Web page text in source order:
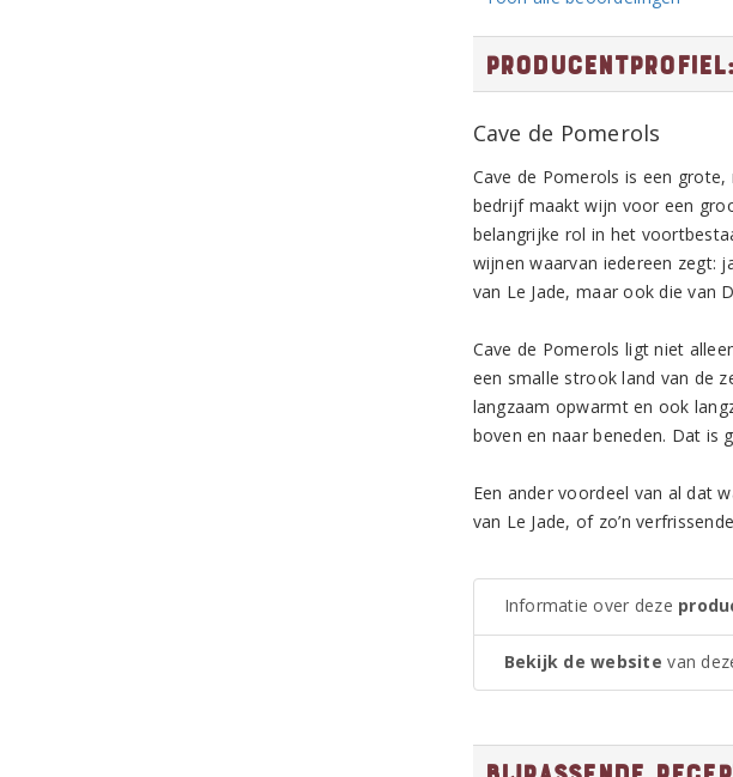
Cave de Pomerols
Cave de Pomerols is een
bedrijf maakt wijn voor een
belangrijke rol in het
wijnen waarvan iedereen zegt:
van Le Jade, maar ook die van
Cave de Pomerols ligt niet
een smalle strook land van de
langzaam opwarmt en ook
boven en naar beneden. Dat is
Een ander voordeel van al dat
van Le Jade, of zo’n
Informatie over deze
Bekijk de website van